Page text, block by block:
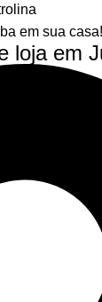
em sua casa!
loja em